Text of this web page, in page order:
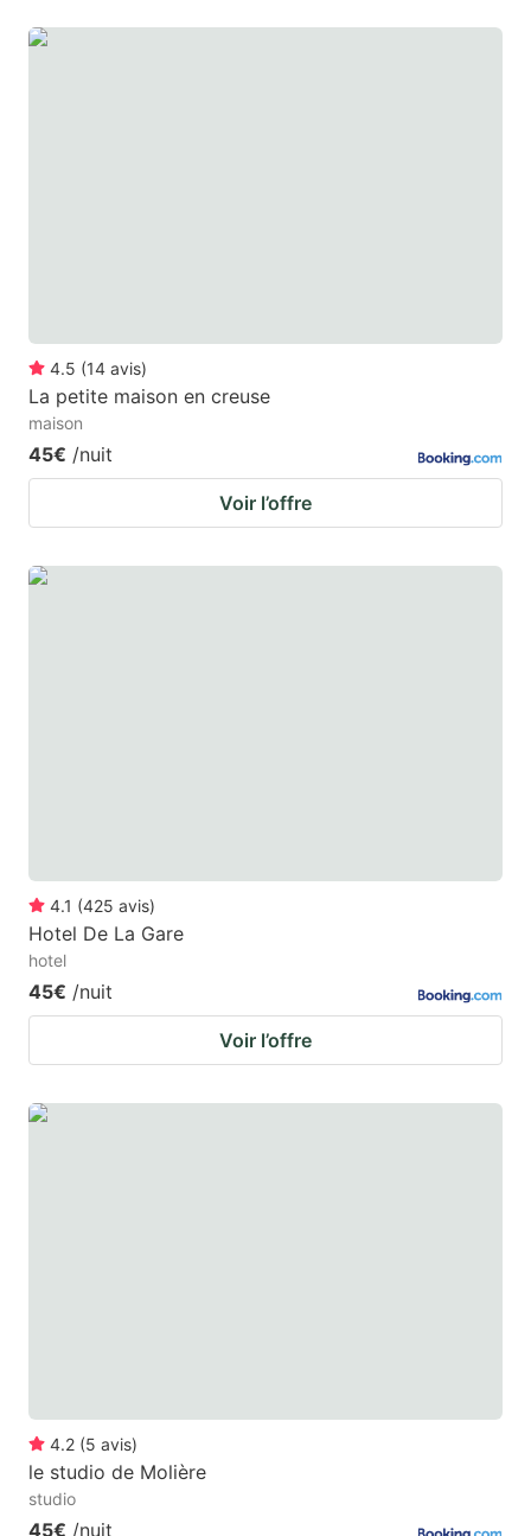
4.5 (14 avis)
La petite maison en creuse
maison
45€ /nuit
Voir l’offre
4.1 (425 avis)
Hotel De La Gare
hotel
45€ /nuit
Voir l’offre
4.2 (5 avis)
le studio de Molière
studio
45€ /nuit